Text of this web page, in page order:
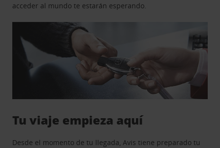
acceder al mundo te estarán esperando.
Tu viaje empieza aquí
Desde el momento de tu llegada, Avis tiene preparado tu